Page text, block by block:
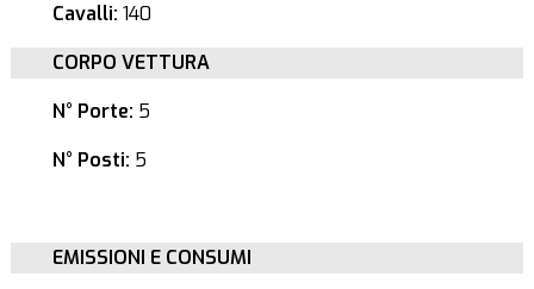
Cavalli: 140
CORPO VETTURA
N° Porte: 5
N° Posti: 5
EMISSIONI E CONSUMI